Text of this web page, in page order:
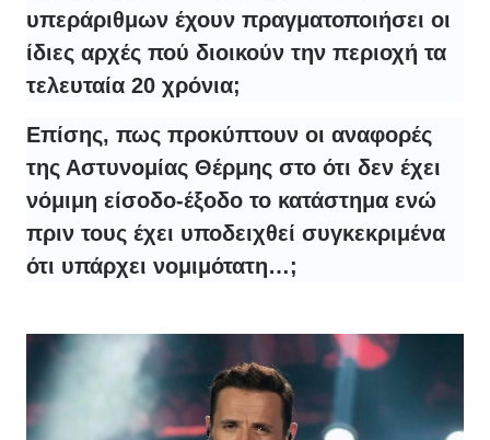
υπεράριθμων έχουν πραγματοποιήσει οι
ίδιες αρχές πού διοικούν την περιοχή τα
τελευταία 20 χρόνια;
Επίσης, πως προκύπτουν οι αναφορές
της Αστυνομίας Θέρμης στο ότι δεν έχει
νόμιμη είσοδο-έξοδο το κατάστημα ενώ
πριν τους έχει υποδειχθεί συγκεκριμένα
ότι υπάρχει νομιμότατη…;